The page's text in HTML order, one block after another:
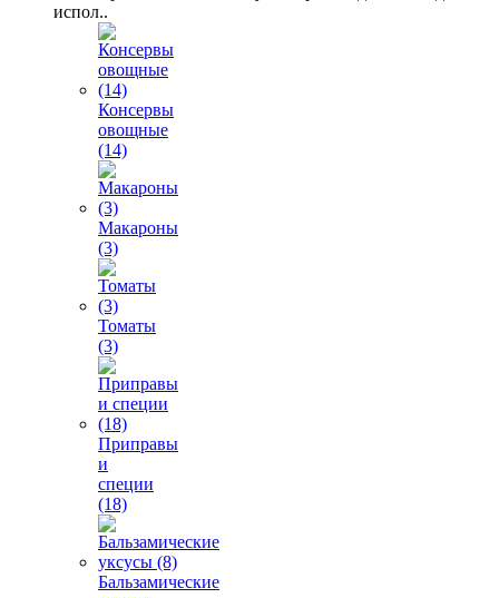
испол..
Консервы
овощные
(14)
Макароны
(3)
Томаты
(3)
Приправы
и
специи
(18)
Бальзамические